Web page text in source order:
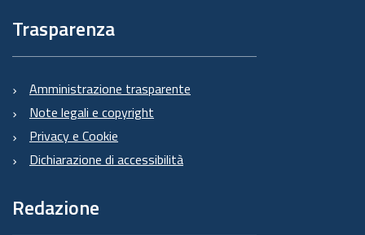
Trasparenza
Amministrazione trasparente
Note legali e copyright
Privacy e Cookie
Dichiarazione di accessibilità
Redazione